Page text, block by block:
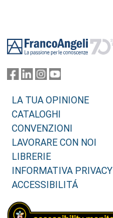
LA TUA OPINIONE
CATALOGHI
CONVENZIONI
LAVORARE CON NOI
LIBRERIE
INFORMATIVA PRIVACY
ACCESSIBILITÁ